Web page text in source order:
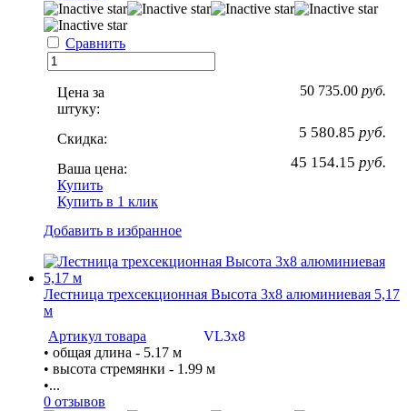
Сравнить
Цена за
штуку:
50 735.00 руб.
Скидка: 5 580.85 руб.
Ваша цена: 45 154.15 руб.
Купить
Купить в 1 клик
Добавить в избранное
Лестница трехсекционная Высота 3х8 алюминиевая 5,17
м
Артикул товара
VL3x8
• общая длина - 5.17 м
• высота стремянки - 1.99 м
•...
0 отзывов